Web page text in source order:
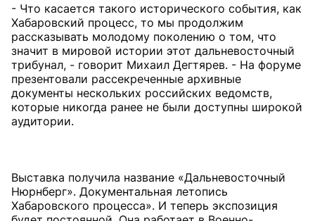
- Что касается такого исторического события, как
Хабаровский процесс, то мы продолжим
рассказывать молодому поколению о том, что
значит в мировой истории этот дальневосточный
трибунал, - говорит Михаил Дегтярев. - На форуме
презентовали рассекреченные архивные
документы нескольких российских ведомств,
которые никогда ранее не были доступны широкой
аудитории.
Выставка получила название «Дальневосточный
Нюрнберг». Документальная летопись
Хабаровского процесса». И теперь экспозиция